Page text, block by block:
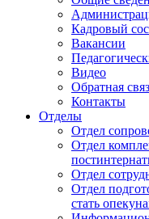
Кадровый
Вакансии
Видео
Обратная
Контакты
Отделы
Отдел
Отдел
Отдел
Отдел
стать